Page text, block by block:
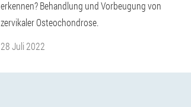
erkennen? Behandlung und Vorbeugung von
zervikaler Osteochondrose.
28 Juli 2022